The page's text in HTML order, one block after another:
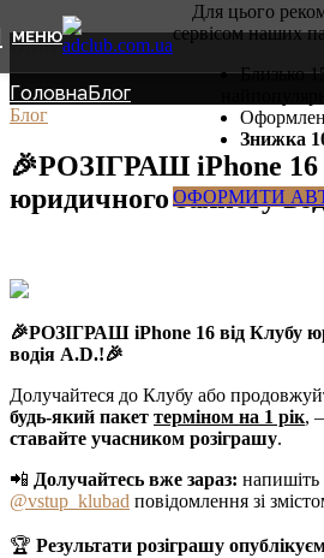
МЕНЮ
Для цього
сервісом наших
Близько
Знижка
ОФОРМИТИ
Блог
ГоловнаБлог
Блог
🎉РОЗІГРАШ iPhone 16
юридичного захисту
🎉РОЗІГРАШ iPhone 16 від Клубу
водія A.D.!🎉
Долучайтеся до Клубу або
будь-який пакет терміном на 1 рік,
ставайте учасником розіграшу.
📲 Долучайтесь вже зараз: напишіть
@vstup_klubad повідомлення зі
🏆 Результати розіграшу